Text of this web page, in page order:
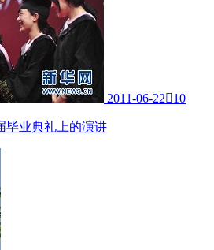
2011-06-2210
毕业典礼上的演讲